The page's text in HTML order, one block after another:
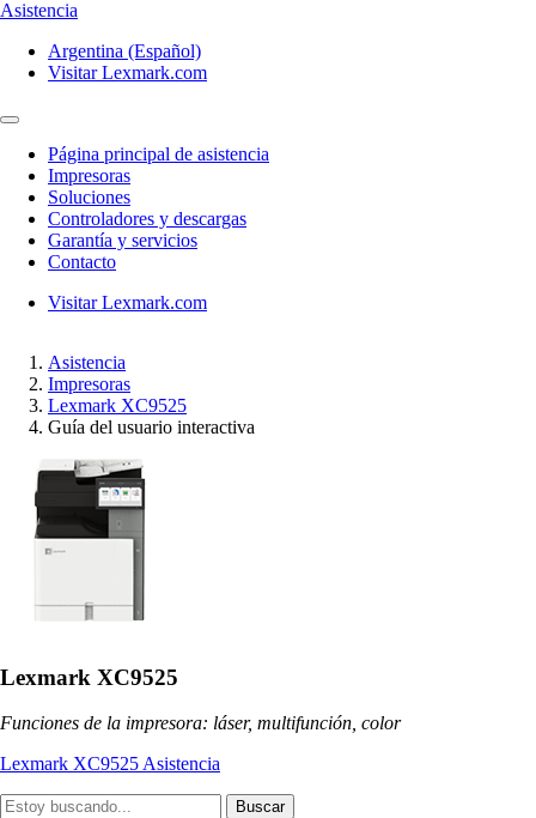
Asistencia
Argentina (Español)
Visitar Lexmark.com
Página principal de asistencia
Impresoras
Soluciones
Controladores y descargas
Garantía y servicios
Contacto
Visitar Lexmark.com
Asistencia
Impresoras
Lexmark XC9525
Guía del usuario interactiva
Lexmark XC9525
Funciones de la impresora: láser, multifunción, color
Lexmark XC9525 Asistencia
Buscar